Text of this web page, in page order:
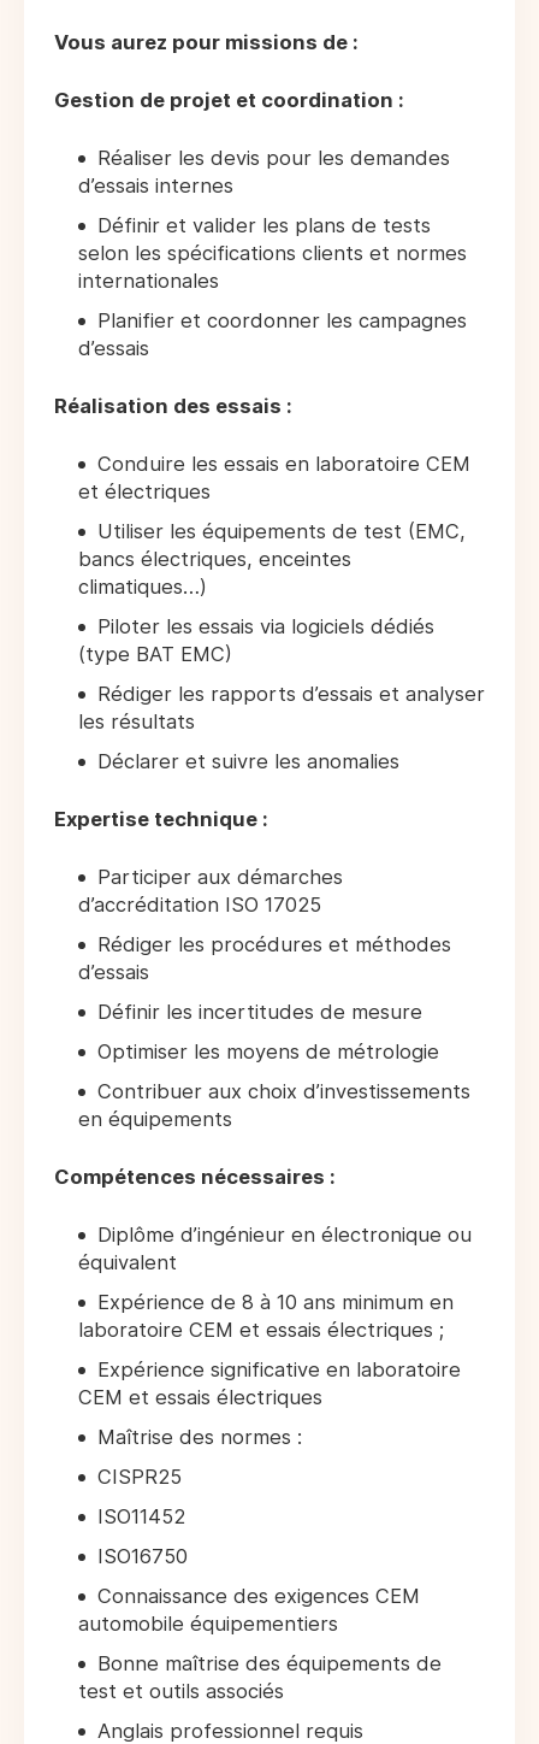
Vous aurez pour missions de :
Gestion de projet et coordination :
Réaliser les devis pour les demandes
d’essais internes
Définir et valider les plans de tests
selon les spécifications clients et normes
internationales
Planifier et coordonner les campagnes
d’essais
Réalisation des essais :
Conduire les essais en laboratoire CEM
et électriques
Utiliser les équipements de test (EMC,
bancs électriques, enceintes
climatiques…)
Piloter les essais via logiciels dédiés
(type BAT EMC)
Rédiger les rapports d’essais et analyser
les résultats
Déclarer et suivre les anomalies
Expertise technique :
Participer aux démarches
d’accréditation ISO 17025
Rédiger les procédures et méthodes
d’essais
Définir les incertitudes de mesure
Optimiser les moyens de métrologie
Contribuer aux choix d’investissements
en équipements
Compétences nécessaires :
Diplôme d’ingénieur en électronique ou
équivalent
Expérience de 8 à 10 ans minimum en
laboratoire CEM et essais électriques ;
Expérience significative en laboratoire
CEM et essais électriques
Maîtrise des normes :
CISPR25
ISO11452
ISO16750
Connaissance des exigences CEM
automobile équipementiers
Bonne maîtrise des équipements de
test et outils associés
Anglais professionnel requis